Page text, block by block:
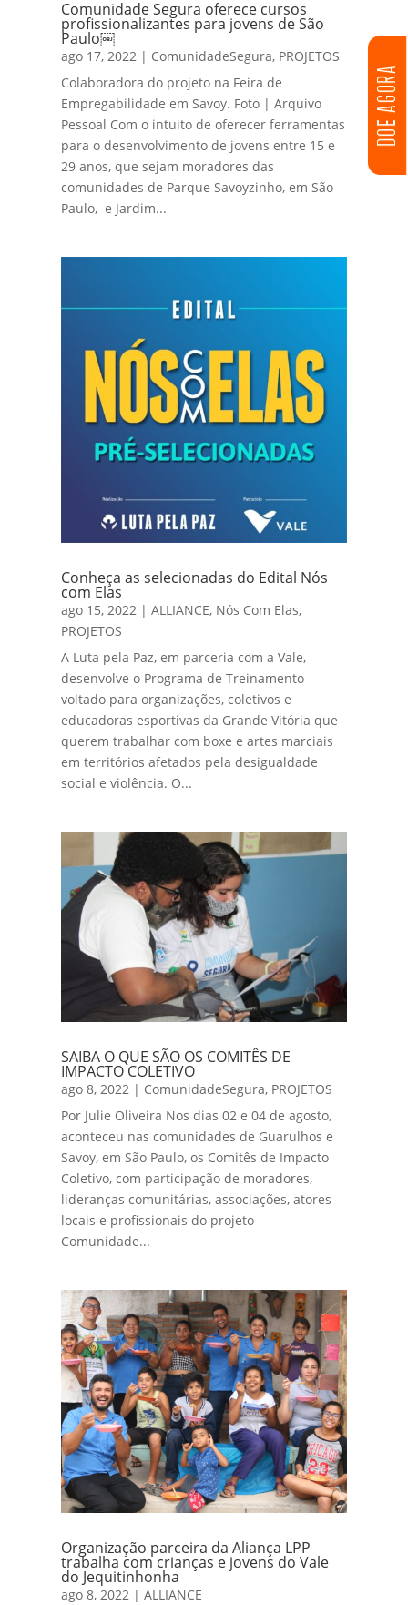
DOE AGORA
Comunidade Segura oferece cursos
profissionalizantes para jovens de São
Paulo￼
ago 17, 2022 | ComunidadeSegura, PROJETOS
Colaboradora do projeto na Feira de
Empregabilidade em Savoy. Foto | Arquivo
Pessoal Com o intuito de oferecer ferramentas
para o desenvolvimento de jovens entre 15 e
29 anos, que sejam moradores das
comunidades de Parque Savoyzinho, em São
Paulo, e Jardim...
Conheça as selecionadas do Edital Nós
com Elas
ago 15, 2022 |ALLIANCE, Nós Com Elas,
PROJETOS
A Luta pela Paz, em parceria com a Vale,
desenvolve o Programa de Treinamento
voltado para organizações, coletivos e
educadoras esportivas da Grande Vitória que
querem trabalhar com boxe e artes marciais
em territórios afetados pela desigualdade
social e violência. O...
SAIBA O QUE SÃO OS COMITÊS DE
IMPACTO COLETIVO
ago 8, 2022 | ComunidadeSegura, PROJETOS
Por Julie Oliveira Nos dias 02 e 04 de agosto,
aconteceu nas comunidades de Guarulhos e
Savoy, em São Paulo, os Comitês de Impacto
Coletivo, com participação de moradores,
lideranças comunitárias, associações, atores
locais e profissionais do projeto
Comunidade...
Organização parceira da Aliança LPP
trabalha com crianças e jovens do Vale
do Jequitinhonha
ago 8, 2022 |ALLIANCE